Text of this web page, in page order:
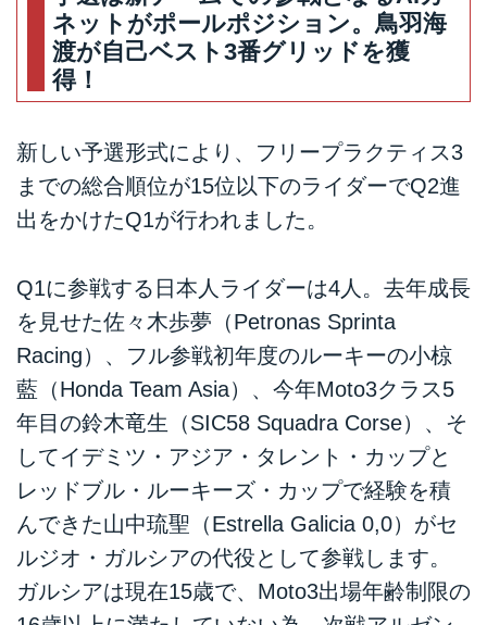
ネットがポールポジション。鳥羽海
渡が自己ベスト3番グリッドを獲
得！
新しい予選形式により、フリープラクティス3
までの総合順位が15位以下のライダーでQ2進
出をかけたQ1が行われました。
Q1に参戦する日本人ライダーは4人。去年成長
を見せた佐々木歩夢（Petronas Sprinta
Racing）、フル参戦初年度のルーキーの小椋
藍（Honda Team Asia）、今年Moto3クラス5
年目の鈴木竜生（SIC58 Squadra Corse）、そ
してイデミツ・アジア・タレント・カップと
レッドブル・ルーキーズ・カップで経験を積
んできた山中琉聖（Estrella Galicia 0,0）がセ
ルジオ・ガルシアの代役として参戦します。
ガルシアは現在15歳で、Moto3出場年齢制限の